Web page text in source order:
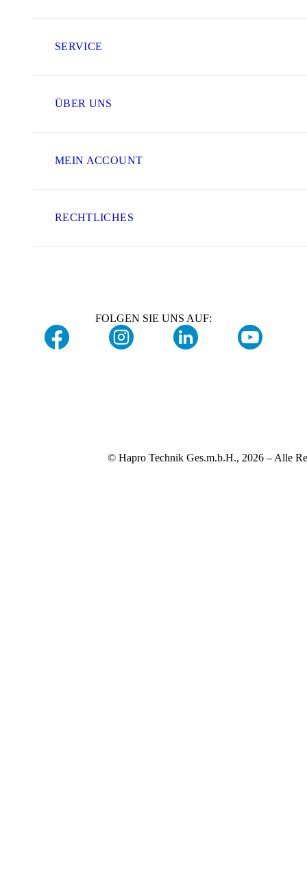
SERVICE
ÜBER UNS
MEIN ACCOUNT
RECHTLICHES
FOLGEN SIE UNS AUF:
© Hapro Technik Ges.m.b.H., 2026 – Alle